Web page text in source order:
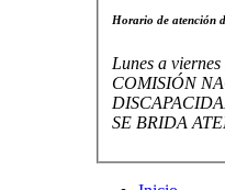
Horario de atención
Lunes a
COMISIÓN
SE BRIDA